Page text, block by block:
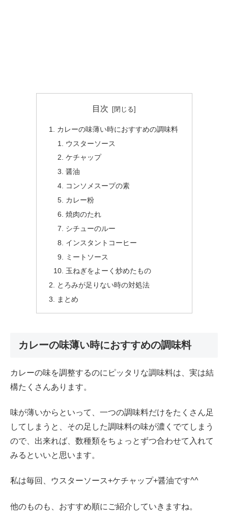
目次
カレーの味薄い時におすすめの調味料
ウスターソース
ケチャップ
醤油
コンソメスープの素
カレー粉
焼肉のたれ
シチューのルー
インスタントコーヒー
ミートソース
玉ねぎをよーく炒めたもの
とろみが足りない時の対処法
まとめ
カレーの味薄い時におすすめの調味料
カレーの味を調整するのにピッタリな調味料は、実は結
構たくさんあります。
味が薄いからといって、一つの調味料だけをたくさん足
してしまうと、その足した調味料の味が濃くでてしまう
ので、出来れば、数種類をちょっとずつ合わせて入れて
みるといいと思います。
私は毎回、ウスターソース+ケチャップ+醤油です^^
他のものも、おすすめ順にご紹介していきますね。